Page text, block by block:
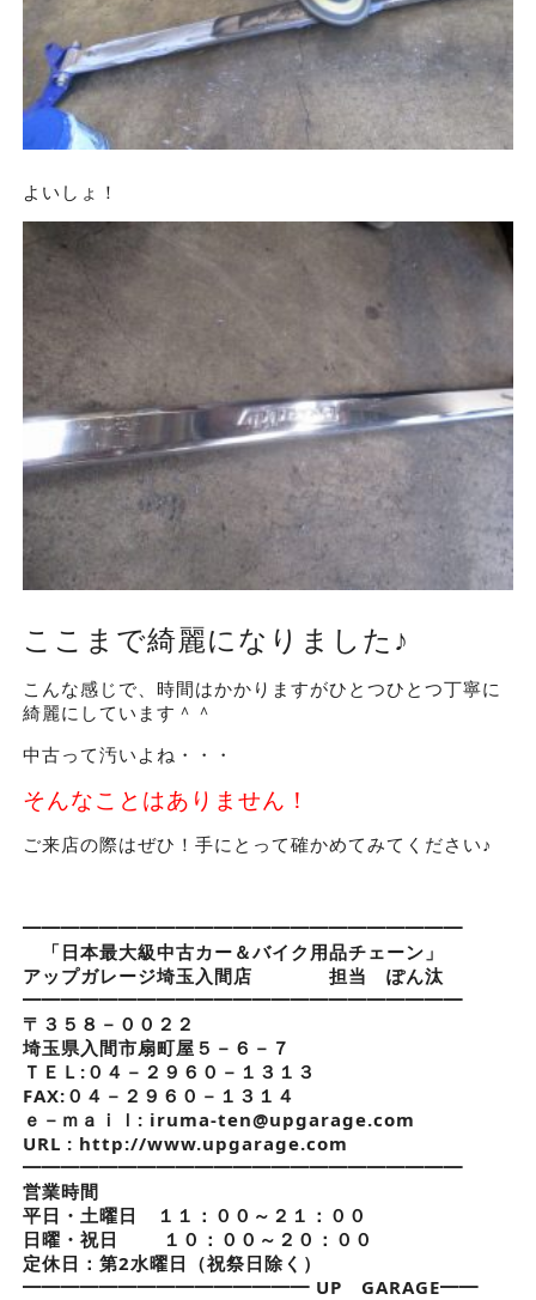
よいしょ！
ここまで綺麗になりました♪
こんな感じで、時間はかかりますがひとつひとつ丁寧に
綺麗にしています＾＾
中古って汚いよね・・・
そんなことはありません！
ご来店の際はぜひ！手にとって確かめてみてください♪
━━━━━━━━━━━━━━━━━━━━━━━
「日本最大級中古カー＆バイク用品チェーン」
アップガレージ埼玉入間店 担当 ぽん汰
━━━━━━━━━━━━━━━━━━━━━━━
〒３５８－００２２
埼玉県入間市扇町屋５－６－７
ＴＥＬ:０４－２９６０－１３１３
FAX:０４－２９６０－１３１４
ｅ－ｍａｉｌ: iruma-ten@upgarage.com
URL : http://www.upgarage.com
━━━━━━━━━━━━━━━━━━━━━━━
営業時間
平日・土曜日 １１：００～２１：００
日曜・祝日 １０：００～２０：００
定休日：第2水曜日（祝祭日除く）
━━━━━━━━━━━━━━━ UP GARAGE━━